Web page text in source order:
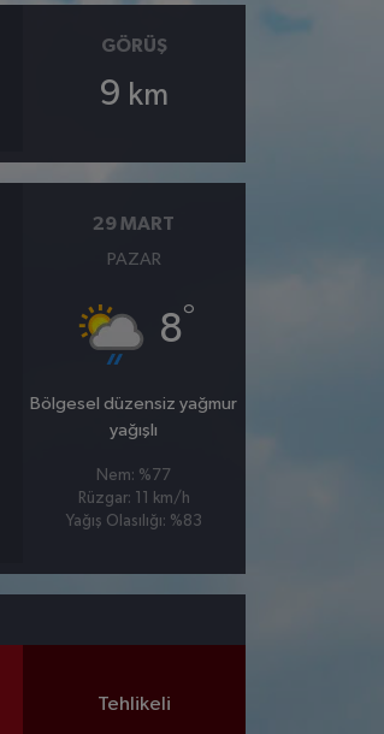
GÖRÜŞ
9 km
29 MART
PAZAR
8°
Bölgesel düzensiz yağmur
yağışlı
Nem: %77
Rüzgar: 11 km/h
Yağış Olasılığı: %83
Tehlikeli